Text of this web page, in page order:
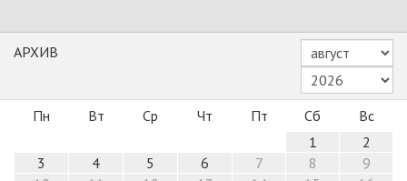
АРХИВ
Пн Вт Ср Чт Пт Сб
Вс
1
2
3
4 5 6 7 8
9